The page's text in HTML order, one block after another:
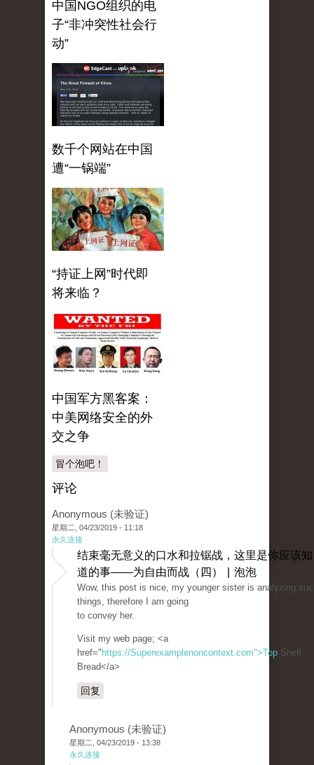
中国NGO组织的电
子“非冲突性社会行
动”
数千个网站在中国
遭“一锅端”
“持证上网”时代即
将来临？
中国军方黑客案：
中美网络安全的外
交之争
冒个泡吧！
评论
Anonymous (未验证)
星期二, 04/23/2019 - 11:18
永久连接
结束毫无意义的口水和拉锯战，这里是你应该知
道的事——为自由而战（四） | 泡泡
Wow, this post is nice, my younger sister is analyzing
things, therefore I am going
to convey her.
Visit my web page; <a
href=" https://Superexamplenoncontext.com">Top Shelf
Bread</a>
回复
Anonymous (未验证)
星期二, 04/23/2019 - 13:38
永久连接